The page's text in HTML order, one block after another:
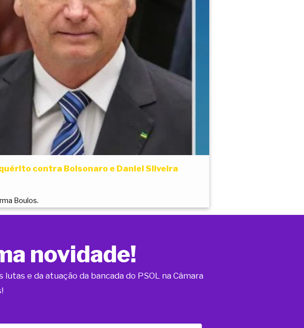
contra Bolsonaro e Daniel Silveira
Boulos.
novidade!
e da atuação da bancada do PSOL na Câmara